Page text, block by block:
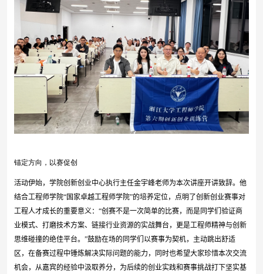
锚定方向，以赛促创
活动伊始，学院创新创业中心执行主任金宇峰老师为本次讲座开讲致辞。他
结合工程师学院“国家卓越工程师学院”的培养定位，点明了创新创业赛事对
工程人才成长的重要意义：“创赛不是一次简单的比赛，而是同学们验证商
业模式、打磨技术方案、链接行业资源的实战舞台，更是工程师精神与创新
思维碰撞的绝佳平台。”鼓励在场的同学们以赛事为契机，主动跳出舒适
区，在备赛过程中锤炼解决实际问题的能力，同时也希望大家珍惜本次交流
机会，从嘉宾的经验中汲取养分，为后续的创业实践和赛事挑战打下坚实基